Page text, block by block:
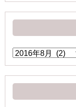
ア
ー
イ
ブ